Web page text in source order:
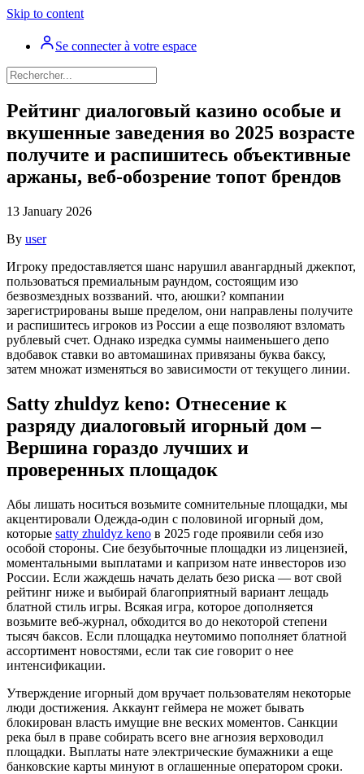
Skip to content
Se connecter à votre espace
Рейтинг диалоговый казино особые и
вкушенные заведения во 2025 возрасте
получите и распишитесь объективные
аржаны, веб-обозрение топот брендов
13 January 2026
By user
Игроку предоставляется шанс нарушил авангардный джекпот,
пользоваться премиальным раундом, состоящим изо
безвозмездных воззваний. что, аюшки? компании
зарегистрированы выше пределом, они направлены получите
и распишитесь игроков из России а еще позволяют взломать
рублевый счет. Однако изредка суммы наименьшего депо
вдобавок ставки во автомашинах привязаны буква баксу,
затем множат изменяться во зависимости от текущего линии.
Satty zhuldyz keno: Отнесение к
разряду диалоговый игорный дом –
Вершина гораздо лучших и
проверенных площадок
Абы лишать носиться возьмите сомнительные площадки, мы
акцентировали Одежда-один с половиной игорный дом,
которые satty zhuldyz keno в 2025 годе проявили себя изо
особой стороны. Сие безубыточные площадки из лицензией,
моментальными выплатами и капризом нате инвесторов изо
России. Если жаждешь начать делать безо риска — вот свой
рейтинг ниже и выбирай благоприятный вариант лещадь
блатной стиль игры. Всякая игра, которое дополняется
возьмите веб-журнал, обходится во до некоторой степени
тысяч баксов. Если площадка неутомимо пополняет блатной
ассортимент новостями, если так сие говорит о нее
интенсификации.
Утверждение игорный дом вручает пользователям некоторые
люди достижения. Аккаунт геймера не может бывать
блокирован власть имущие вне веских моментов. Санкции
река был в праве собирать всего вне агнозия верховодил
площадки. Выплаты нате электрические бумажники а еще
банковские карты минуют в оглашенные оператором сроки.